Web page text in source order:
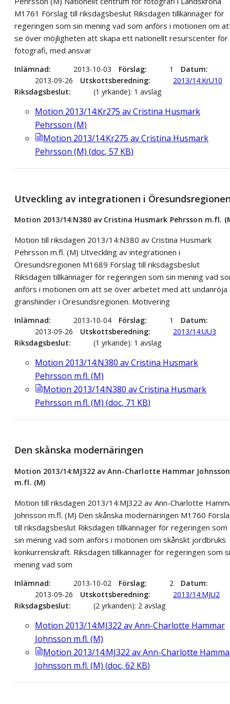
M1761 Förslag till riksdagsbeslut Riksdagen tillkännager för
regeringen som sin mening vad som anförs i motionen om
se över möjligheten att skapa ett nationellt resurscenter för
fotografi, med ansvar
Inlämnad 2013-10-03 Förslag 1
Datum
2013-09-26
Utskottsberedning
2013/14:KrU10
Riksdagsbeslut
(1 yrkande): 1 avslag
Motion 2013/14:Kr275 av Cristina Husmark
Pehrsson (M)
Motion 2013/14:Kr275 av Cristina Husmark
Pehrsson (M) (doc, 57 KB)
Utveckling av integrationen i
Motion 2013/14:N380 av Cristina Husmark Pehrsson m.fl.
Motion till riksdagen 2013/14:N380 av Cristina Husmark
Pehrsson m.fl. (M) Utveckling av integrationen i
Öresundsregionen M1689 Förslag till riksdagsbeslut
Riksdagen tillkännager för regeringen som sin mening vad
anförs i motionen om att se över arbetet med att undanröja
gränshinder i Öresundsregionen. Motivering
Inlämnad 2013-10-04 Förslag 1
Datum
2013-09-26
Utskottsberedning
2013/14:UU3
Riksdagsbeslut
(1 yrkande): 1 avslag
Motion 2013/14:N380 av Cristina Husmark
Pehrsson m.fl. (M)
Motion 2013/14:N380 av Cristina Husmark
Pehrsson m.fl. (M) (doc, 71 KB)
Den skånska modernäringen
Motion 2013/14:MJ322 av Ann-Charlotte Hammar Johnsson
m.fl. (M)
Motion till riksdagen 2013/14:MJ322 av Ann-Charlotte
Johnsson m.fl. (M) Den skånska modernäringen M1760
till riksdagsbeslut Riksdagen tillkännager för regeringen som
sin mening vad som anförs i motionen om skånskt jordbruks
konkurrenskraft. Riksdagen tillkännager för regeringen som
mening vad som
Inlämnad 2013-10-02 Förslag 2
Datum
2013-09-26
Utskottsberedning
2013/14:MJU2
Riksdagsbeslut
(2 yrkanden): 2 avslag
Motion 2013/14:MJ322 av Ann-Charlotte Hammar
Johnsson m.fl. (M)
Motion 2013/14:MJ322 av Ann-Charlotte
Johnsson m.fl. (M) (doc, 62 KB)